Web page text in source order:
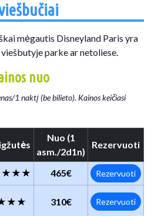
mėgautis Disneyland Paris yra
parke ar netoliese.
nuo
1 naktį (be bilieto). Kainos keičiasi
Nuo (1
asm./2d1n)
Rezervuoti
465€ Rezervuoti
310€ Rezervuoti